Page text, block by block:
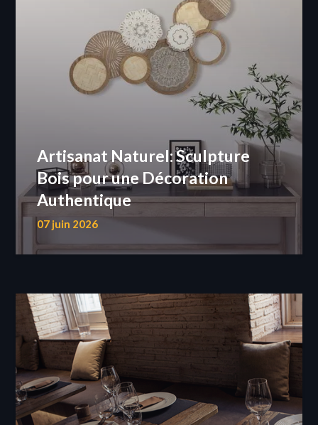
Artisanat Naturel: Sculpture
Bois pour une Décoration
Authentique
07 juin 2026